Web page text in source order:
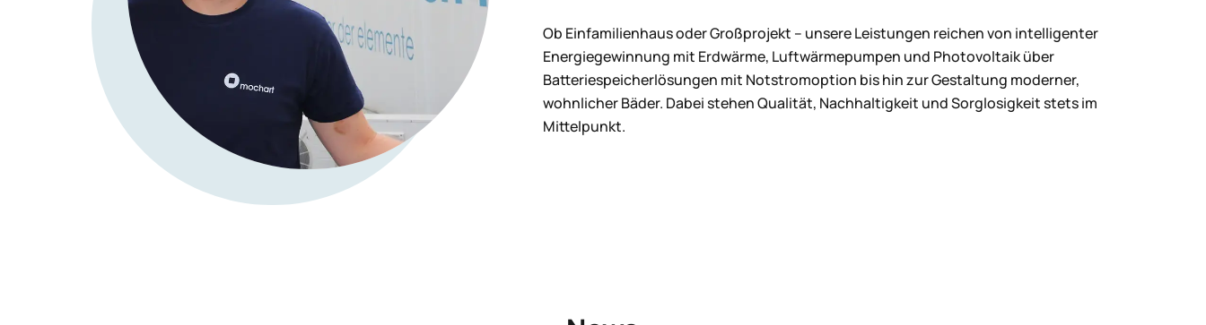
Ob Einfamilienhaus oder Großprojekt – unsere Leistungen reichen von intelligenter
Energiegewinnung mit Erdwärme, Luftwärmepumpen und Photovoltaik über
Batteriespeicherlösungen mit Notstromoption bis hin zur Gestaltung moderner,
wohnlicher Bäder. Dabei stehen Qualität, Nachhaltigkeit und Sorglosigkeit stets im
Mittelpunkt.